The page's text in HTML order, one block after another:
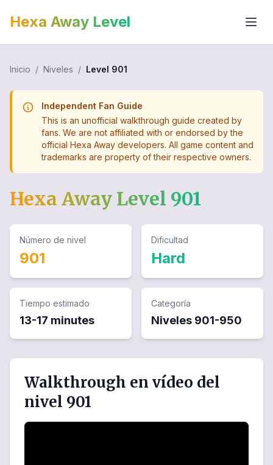
Hexa Away Level
Inicio / Niveles / Level 901
Independent Fan Guide
This is an unofficial walkthrough guide created by
fans. We are not affiliated with or endorsed by the
official Hexa Away developers. All game content and
trademarks are property of their respective owners.
Hexa Away Level 901
Número de nivel
901
Dificultad
Hard
Tiempo estimado
13-17 minutes
Categoría
Niveles 901-950
Walkthrough en vídeo del
nivel 901